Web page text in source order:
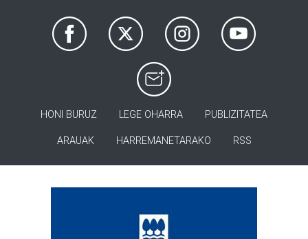
HONI BURUZ LEGE OHARRA PUBLIZITATEA
ARAUAK HARREMANETARAKO RSS